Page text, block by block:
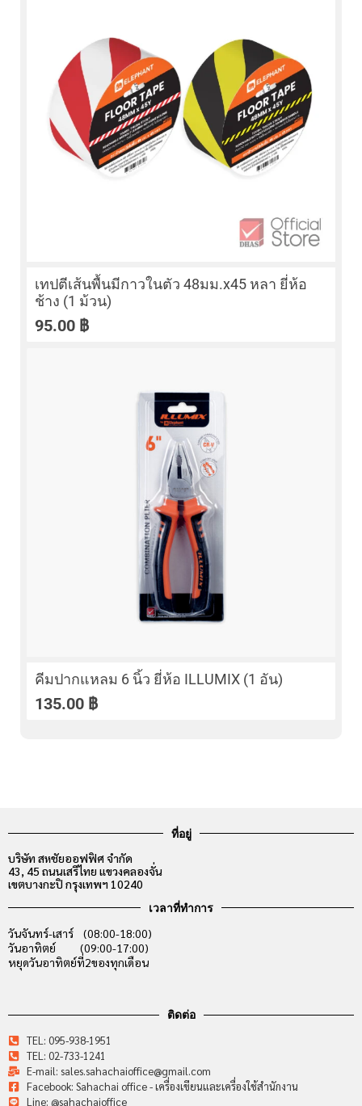
เทปตีเส้นพื้นมีกาวในตัว 48มม.x45 หลา ยี่ห้อ
ช้าง (1 ม้วน)
95.00 ฿
คีมปากแหลม 6 นิ้ว ยี่ห้อ ILLUMIX (1 อัน)
135.00 ฿
ที่อยู่
บริษัท สหชัยออฟฟิศ จำกัด
43, 45 ถนนเสรีไทย แขวงคลองจั่น
เขตบางกะปิ กรุงเทพฯ 10240
เวลาที่ทำการ
วันจันทร์-เสาร์ (08:00-18:00)
วันอาทิตย์ (09:00-17:00)
หยุดวันอาทิตย์ที่2ของทุกเดือน
ติดต่อ
TEL: 095-938-1951
TEL: 02-733-1241
E-mail: sales.sahachaioffice@gmail.com
Facebook: Sahachai office - เครื่องเขียนและเครื่องใช้สำนักงาน
Line: @sahachaioffice